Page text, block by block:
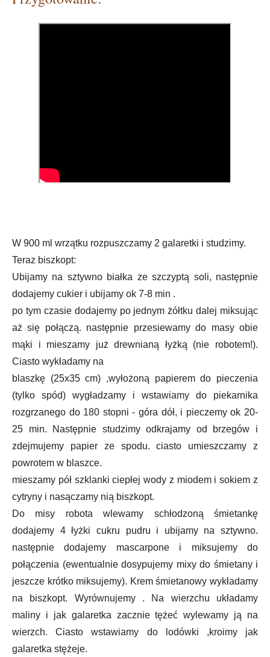
W 900 ml wrzątku rozpuszczamy 2 galaretki i studzimy.
Teraz biszkopt:
Ubijamy na sztywno białka ze szczyptą soli, następnie
dodajemy cukier i ubijamy ok 7-8 min .
po tym czasie dodajemy po jednym żółtku dalej miksując
aż się połączą. następnie przesiewamy do masy obie
mąki i mieszamy już drewnianą łyżką (nie robotem!).
Ciasto wykładamy na
blaszkę (25x35 cm) ,wyłożoną papierem do pieczenia
(tylko spód) wygładzamy i wstawiamy do piekarnika
rozgrzanego do 180 stopni - góra dół, i pieczemy ok 20-
25 min. Następnie studzimy odkrajamy od brzegów i
zdejmujemy papier ze spodu. ciasto umieszczamy z
powrotem w blaszce.
mieszamy pół szklanki ciepłej wody z miodem i sokiem z
cytryny i nasączamy nią biszkopt.
Do misy robota wlewamy schłodzoną śmietankę
dodajemy 4 łyżki cukru pudru i ubijamy na sztywno.
następnie dodajemy mascarpone i miksujemy do
połączenia (ewentualnie dosypujemy mixy do śmietany i
jeszcze krótko miksujemy). Krem śmietanowy wykładamy
na biszkopt. Wyrównujemy . Na wierzchu układamy
maliny i jak galaretka zacznie tężeć wylewamy ją na
wierzch. Ciasto wstawiamy do lodówki ,kroimy jak
galaretka stężeje.